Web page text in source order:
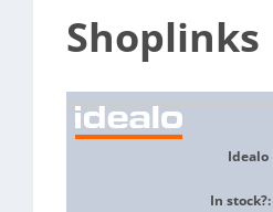
Shoplinks
Idealo
In stock?: